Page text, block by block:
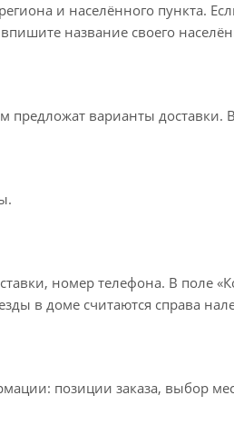
и населённого пункта.
название своего
предложат варианты
номер телефона. В поле
в доме считаются справа
позиции заказа, выбор